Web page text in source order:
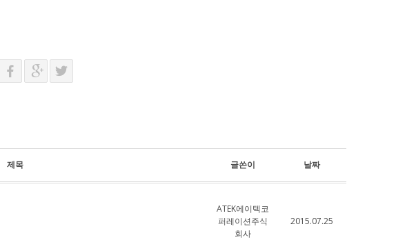
제목 글쓴이 날짜
ATEK에이텍코
퍼레이션주식
회사
2015.07.25